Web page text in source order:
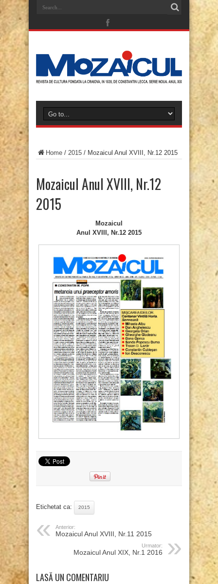
Home / 2015 / Mozaicul Anul XVIII, Nr.12 2015
Mozaicul Anul XVIII, Nr.12
2015
Mozaicul
Anul XVIII, Nr.12 2015
Etichetat ca: 2015
Anterior:
Mozaicul Anul XVIII, Nr.11 2015
Urmator:
Mozaicul Anul XIX, Nr.1 2016
LASĂ UN COMENTARIU